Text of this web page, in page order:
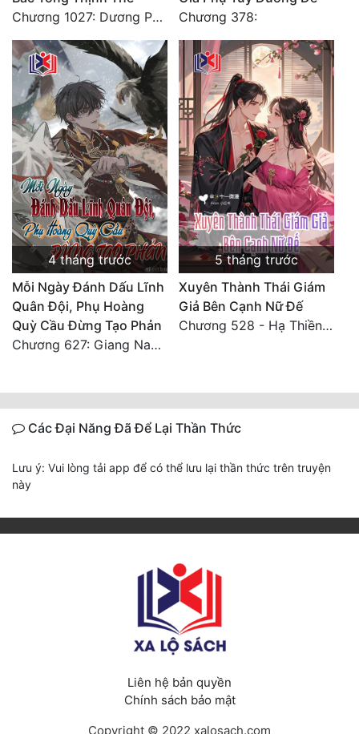
Chương 1027: Dương Phàm! Viễn Hàng!
Chương 378:
4 tháng trước
Mỗi Ngày Đánh Dấu Lĩnh
Quân Đội, Phụ Hoàng
Quỳ Cầu Đừng Tạo Phản
Chương 627: Giang Nam sáu châu càn khôn định
5 tháng trước
Xuyên Thành Thái Giám
Giả Bên Cạnh Nữ Đế
Chương 528 - Hạ Thiền thiên 1
Các Đại Năng Đã Để Lại Thần Thức
Lưu ý: Vui lòng tải app để có thể lưu lại thần thức trên truyện
này
Liên hệ bản quyền
Chính sách bảo mật
Copyright © 2022 xalosach.com